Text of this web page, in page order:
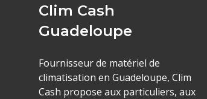
Clim Cash
Guadeloupe
Fournisseur de matériel de
climatisation en Guadeloupe, Clim
Cash propose aux particuliers, aux